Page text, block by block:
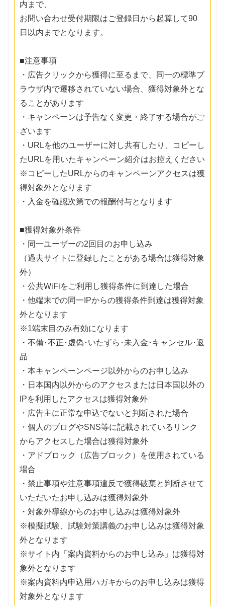
内まで、
お問い合わせ受付期限はご登録日から起算して90
日以内までとなります。
■注意事項
・広告クリックから獲得に至るまで、同一の標準ブ
ラウザ内で遷移されていない場合、獲得対象外とな
ることがあります
・キャンペーンは予告なく変更・終了する場合がご
ざいます
・URLを他のユーザーに対し共有したり、コピーし
たURLを用いたキャンペーン紹介はお控えください
※コピーしたURLからのキャンペーンアクセスは獲
得対象外となります
・入金を確認次第での報酬付与となります
■獲得対象外条件
・同一ユーザーの2回目のお申し込み
（過去サイトに登録したことがある場合は獲得対象
外）
・公共WiFiをご利用し獲得条件に到達した場合
・他端末での同一IPからの獲得条件到達は獲得対象
外となります
※1端末目のみ有効になります
・不備･不正･虚偽･いたずら･未入金･キャンセル･返
品
・本キャンペーンページ以外からのお申し込み
・日本国内以外からのアクセスまたは日本国以外の
IPを利用したアクセスは獲得対象外
・広告主に正常な申込でないと判断された場合
・個人のブログやSNS等に記載されているリンク
からアクセスした場合は獲得対象外
・アドブロック（広告ブロック）を使用されている
場合
・禁止事項や注意事項違反で獲得破棄と判断させて
いただいたお申し込みは獲得対象外
・対象外導線からのお申し込みは獲得対象外
※模擬試験、試験対策講義のお申し込みは獲得対象
外となります
※サイト内「案内資料からのお申し込み」は獲得対
象外となります
※案内資料内申込用ハガキからのお申し込みは獲得
対象外となります